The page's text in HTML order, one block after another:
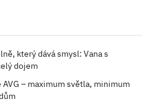
který dává smysl: Vana s
dojem
AVG – maximum světla, minimum